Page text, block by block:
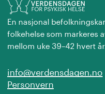
En nasjonal
folkehelse som markeres
mellom uke 39–42 hvert
info@verdensdagen.no
Personvern